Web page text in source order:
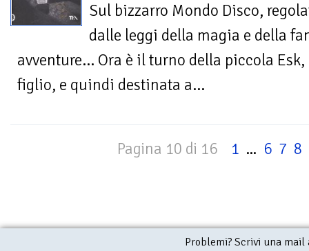
Sul bizzarro Mondo Disco,
dalle leggi della magia e della
avventure... Ora è il turno della piccola
figlio, e quindi destinata a...
Pagina 10 di 16 1 ... 6 7 8
Problemi? Scrivi una